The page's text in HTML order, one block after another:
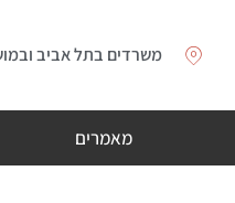
משרדים בתל אביב
מאמרים